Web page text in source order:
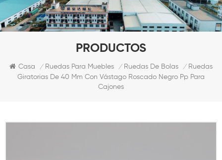
PRODUCTOS
Casa / Ruedas Para Muebles / Ruedas De Bolas / Ruedas
Giratorias De 40 Mm Con Vástago Roscado Negro Pp Para
Cajones